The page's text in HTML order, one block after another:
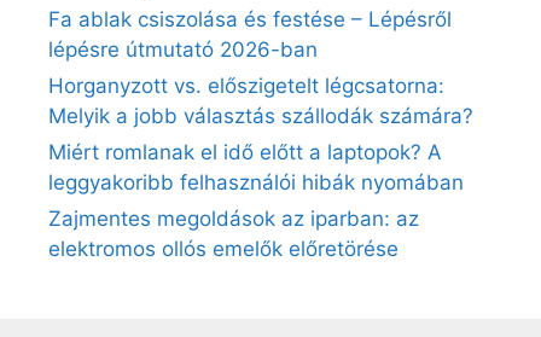
Fa ablak csiszolása és festése – Lépésről
lépésre útmutató 2026-ban
Horganyzott vs. előszigetelt légcsatorna:
Melyik a jobb választás szállodák számára?
Miért romlanak el idő előtt a laptopok? A
leggyakoribb felhasználói hibák nyomában
Zajmentes megoldások az iparban: az
elektromos ollós emelők előretörése